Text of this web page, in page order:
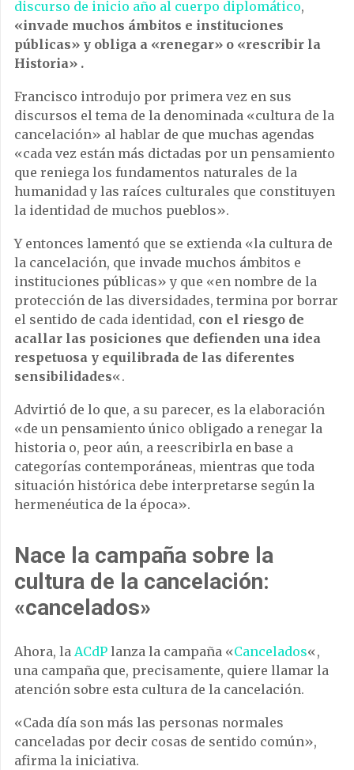
discurso de inicio año al cuerpo diplomático,
«invade muchos ámbitos e instituciones
públicas» y obliga a «renegar» o «rescribir la
Historia» .
Francisco introdujo por primera vez en sus
discursos el tema de la denominada «cultura de la
cancelación» al hablar de que muchas agendas
«cada vez están más dictadas por un pensamiento
que reniega los fundamentos naturales de la
humanidad y las raíces culturales que constituyen
la identidad de muchos pueblos».
Y entonces lamentó que se extienda «la cultura de
la cancelación, que invade muchos ámbitos e
instituciones públicas» y que «en nombre de la
protección de las diversidades, termina por borrar
el sentido de cada identidad, con el riesgo de
acallar las posiciones que defienden una idea
respetuosa y equilibrada de las diferentes
sensibilidades«.
Advirtió de lo que, a su parecer, es la elaboración
«de un pensamiento único obligado a renegar la
historia o, peor aún, a reescribirla en base a
categorías contemporáneas, mientras que toda
situación histórica debe interpretarse según la
hermenéutica de la época».
Nace la campaña sobre la
cultura de la cancelación:
«cancelados»
Ahora, la ACdP lanza la campaña «Cancelados«,
una campaña que, precisamente, quiere llamar la
atención sobre esta cultura de la cancelación.
«Cada día son más las personas normales
canceladas por decir cosas de sentido común»,
afirma la iniciativa.